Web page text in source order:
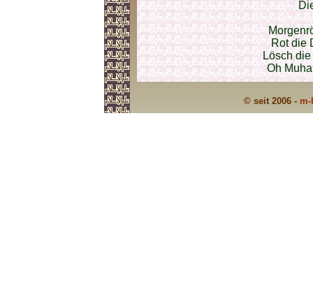
Rot die
Lösch die
Oh
© seit 2006 -